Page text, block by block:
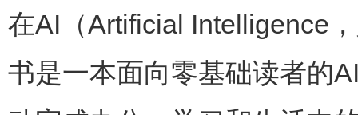
在AI（Artificial Intelligence
书是一本面向零基础读者的